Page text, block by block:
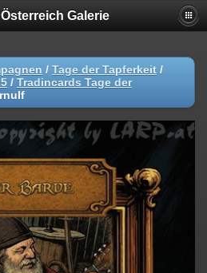
Galerie
/ Tage der Tapferkeit /
/ Tradincards Tage der